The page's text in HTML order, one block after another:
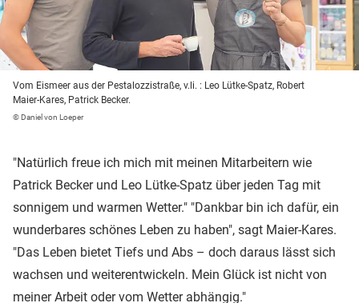
Vom Eismeer aus der Pestalozzistraße, v.li. : Leo Lütke-Spatz, Robert
Maier-Kares, Patrick Becker.
© Daniel von Loeper
"Natürlich freue ich mich mit meinen Mitarbeitern wie
Patrick Becker und Leo Lütke-Spatz über jeden Tag mit
sonnigem und warmen Wetter." "Dankbar bin ich dafür, ein
wunderbares schönes Leben zu haben", sagt Maier-Kares.
"Das Leben bietet Tiefs und Abs – doch daraus lässt sich
wachsen und weiterentwickeln. Mein Glück ist nicht von
meiner Arbeit oder vom Wetter abhängig."